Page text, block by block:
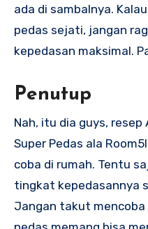
ada di sambalnya.
pedas sejati, jangan
kepedasan maksimal.
Penutup
Nah, itu dia guys, resep
Super Pedas ala
coba di rumah. Tentu
tingkat kepedasannya
Jangan takut mencoba